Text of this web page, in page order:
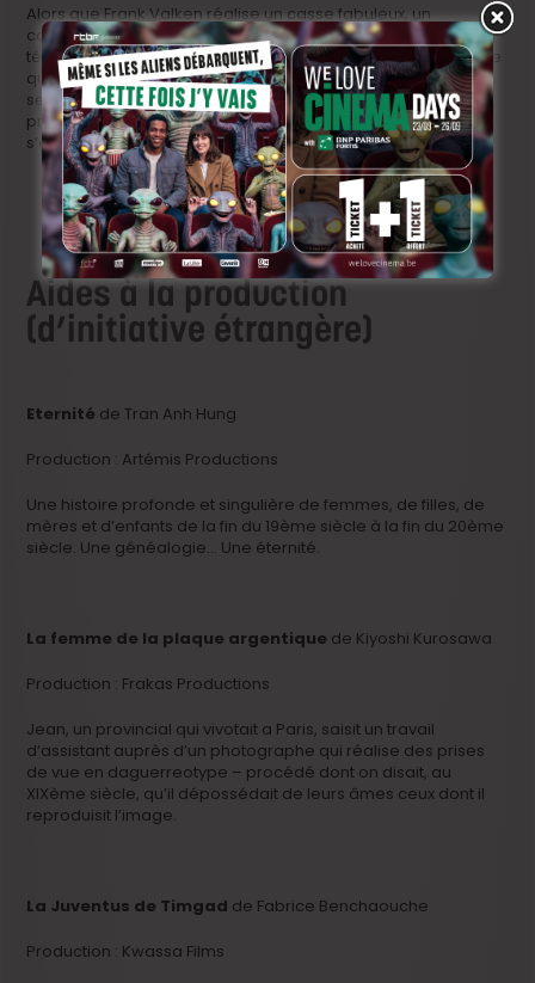
Alors que Frank Valken réalise un casse fabuleux, un
commando de tueurs entre en action et exécute tous les
témoins. On relève parmi les cadavres celui de la magistrate
qui enquête sur l’affaire des Tireurs fous. 30 ans plus tard, ils
semblent être de retour. Arrêté en flagrant délits et face à la
pression médiatique, Frank n’a d’autres choix que de
s’évader pour tenter de prouver son innocence.
Aides à la production
(d’initiative étrangère)
Eternité de Tran Anh Hung
Production : Artémis Productions
Une histoire profonde et singulière de femmes, de filles, de
mères et d’enfants de la fin du 19ème siècle à la fin du 20ème
siècle. Une généalogie… Une éternité.
La femme de la plaque argentique de Kiyoshi Kurosawa
Production : Frakas Productions
Jean, un provincial qui vivotait a Paris, saisit un travail
d’assistant auprès d’un photographe qui réalise des prises
de vue en daguerreotype – procédé dont on disait, au
XIXème siècle, qu’il dépossédait de leurs âmes ceux dont il
reproduisit l’image.
La Juventus de Timgad de Fabrice Benchaouche
Production : Kwassa Films